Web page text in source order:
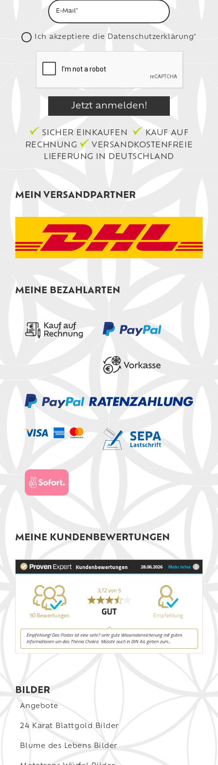
Ich akzeptiere die Datenschutzerklärung*
SICHER EINKAUFEN
KAUF AUF
RECHNUNG
VERSANDKOSTENFREIE
LIEFERUNG IN DEUTSCHLAND
MEIN VERSANDPARTNER
MEINE BEZAHLARTEN
MEINE KUNDENBEWERTUNGEN
BILDER
Angebote
24 Karat Blattgold Bilder
Blume des Lebens Bilder